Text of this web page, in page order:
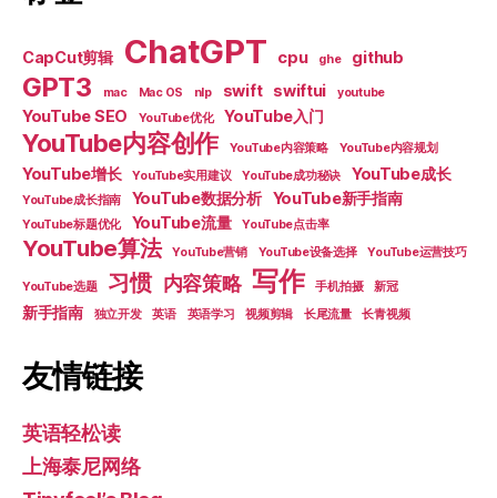
CapCut剪辑 ChatGPT cpu ghe github
GPT3 mac Mac OS nlp swift swiftui youtube
YouTube SEO YouTube优化 YouTube入门
YouTube内容创作 YouTube内容策略 YouTube内容规划
YouTube增长 YouTube实用建议 YouTube成功秘诀 YouTube成长
YouTube成长指南 YouTube数据分析 YouTube新手指南
YouTube标题优化 YouTube流量 YouTube点击率
YouTube算法 YouTube营销 YouTube设备选择 YouTube运营技巧
YouTube选题 习惯 内容策略 写作 手机拍摄 新冠
新手指南 独立开发 英语 英语学习 视频剪辑 长尾流量 长青视频
友情链接
英语轻松读
上海泰尼网络